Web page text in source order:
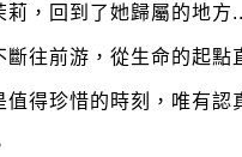
莉，回到了她歸屬的地
斷往前游，從生命的起
得珍惜的時刻，唯有